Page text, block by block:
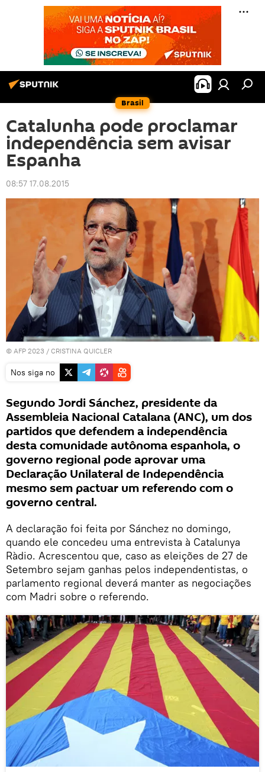
Brasil
Catalunha pode proclamar
independência sem avisar
Espanha
08:57 17.08.2015
© AFP 2023 / CRISTINA QUICLER
Nos siga no
Segundo Jordi Sánchez, presidente da
Assembleia Nacional Catalana (ANC), um dos
partidos que defendem a independência
desta comunidade autônoma espanhola, o
governo regional pode aprovar uma
Declaração Unilateral de Independência
mesmo sem pactuar um referendo com o
governo central.
A declaração foi feita por Sánchez no domingo,
quando ele concedeu uma entrevista à Catalunya
Ràdio. Acrescentou que, caso as eleições de 27 de
Setembro sejam ganhas pelos independentistas, o
parlamento regional deverá manter as negociações
com Madri sobre o referendo.